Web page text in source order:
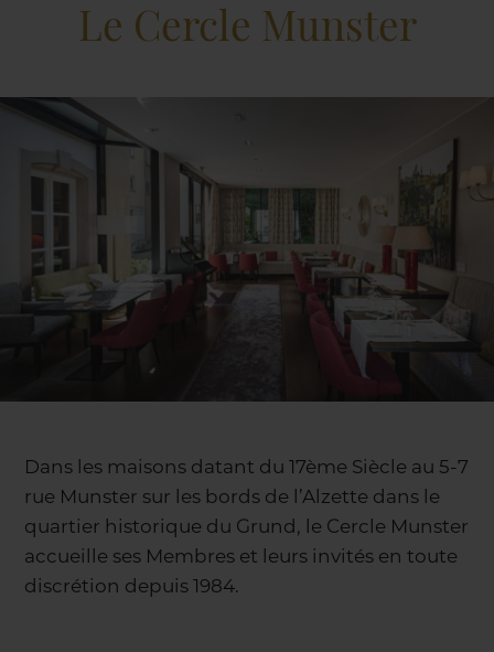
Le Cercle Munster
Dans les maisons datant du 17ème Siècle au 5-7
rue Munster sur les bords de l’Alzette dans le
quartier historique du Grund, le Cercle Munster
accueille ses Membres et leurs invités en toute
discrétion depuis 1984.